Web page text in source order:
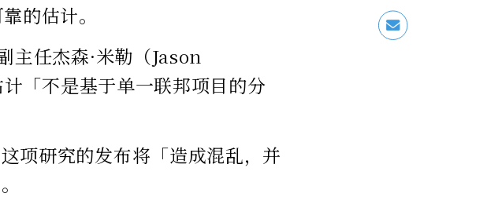
的估计。
主任杰森·米勒（Jason
「不是基于单一联邦项目的分
项研究的发布将「造成混乱，并